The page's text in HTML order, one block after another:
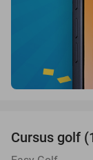
Cursus golf